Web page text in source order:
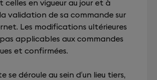
celles en vigueur au jour et à
validation de sa commande sur
Les modifications ultérieures
applicables aux commandes
et confirmées.
se déroule au sein d’un lieu tiers,